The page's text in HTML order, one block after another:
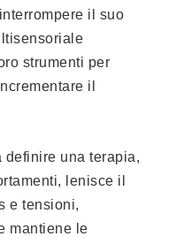
il suo
strumenti per
il
definire una terapia,
lenisce il
e tensioni,
mantiene le